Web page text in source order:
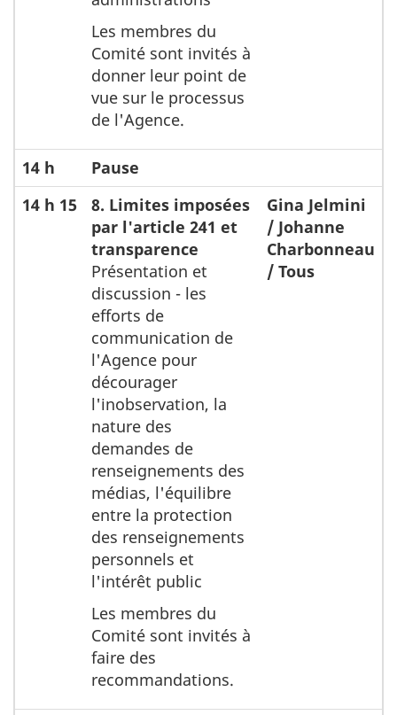
Les membres du
Comité sont invités à
donner leur point de
vue sur le processus
de l'Agence.
14 h
Pause
14 h 15
8. Limites imposées
par l'article 241 et
transparence
Présentation et
discussion - les
efforts de
communication de
l'Agence pour
décourager
l'inobservation, la
nature des
demandes de
renseignements des
médias, l'équilibre
entre la protection
des renseignements
personnels et
l'intérêt public
Les membres du
Comité sont invités à
faire des
recommandations.
Gina Jelmini
/ Johanne
Charbonneau
/ Tous